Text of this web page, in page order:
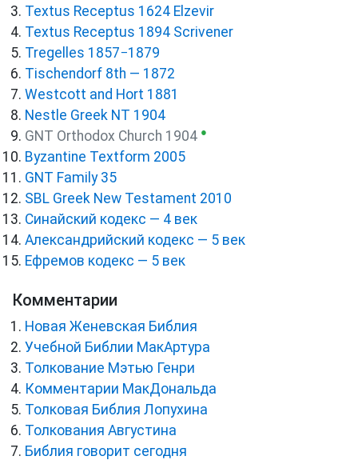
Textus Receptus 1624 Elzevir
Textus Receptus 1894 Scrivener
Tregelles 1857−1879
Tischendorf 8th — 1872
Westcott and Hort 1881
Nestle Greek NT 1904
GNT Orthodox Church 1904 ●
Byzantine Textform 2005
GNT Family 35
SBL Greek New Testament 2010
Синайский кодекс — 4 век
Александрийский кодекс — 5 век
Ефремов кодекс — 5 век
Комментарии
Новая Женевская Библия
Учебной Библии МакАртура
Толкование Мэтью Генри
Комментарии МакДональда
Толковая Библия Лопухина
Толкования Августина
Библия говорит сегодня